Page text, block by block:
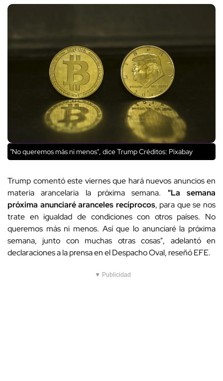
"No queremos más ni menos", dice TrumpCréditos: Pixabay
Trump comentó este viernes que hará nuevos anuncios en
materia arancelaria la próxima semana. "La semana
próxima anunciaré aranceles recíprocos, para que se nos
trate en igualdad de condiciones con otros países. No
queremos más ni menos. Así que lo anunciaré la próxima
semana, junto con muchas otras cosas", adelantó en
declaraciones a la prensa en el Despacho Oval, reseñó EFE.
▼ Publicidad